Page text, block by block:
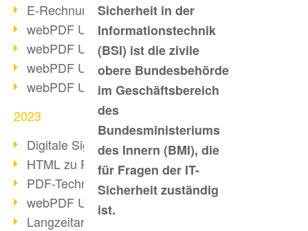
E-Rechnungsstellung ab 2025
webPDF Update 9.0.0.3584
webPDF Update 9.0.0.3479
webPDF Update 9.0.0.3361
webPDF Update 9.0.0.3264
2023
Digitale Signatur in PDF
HTML zu PDF
PDF-Techniken für Barrierefreiheit
webPDF Update 9.0.0.3149
Langzeitarchivierung mit PDF/A
Sicherheit in der
Informationstechnik
(BSI) ist die zivile
obere Bundesbehörde
im Geschäftsbereich
des
Bundesministeriums
des Innern (BMI), die
für Fragen der IT-
Sicherheit zuständig
ist.